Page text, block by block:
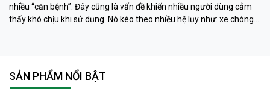
nhiều “căn bệnh”. Đây cũng là vấn đề khiến nhiều người dùng cảm
thấy khó chịu khi sử dụng. Nó kéo theo nhiều hệ lụy như: xe chóng
cách đơn giản và hiệu quả như ở tiệm dưỡng nhé!
SẢN PHẨM NỔI BẬT